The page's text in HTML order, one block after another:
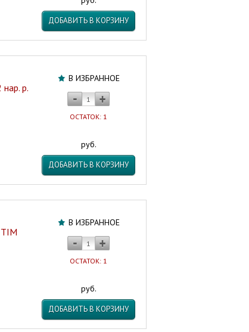
ДОБАВИТЬ В КОРЗИНУ
В ИЗБРАННОЕ
ОСТАТОК: 1
руб.
ДОБАВИТЬ В КОРЗИНУ
р.
В ИЗБРАННОЕ
ОСТАТОК: 1
руб.
ДОБАВИТЬ В КОРЗИНУ